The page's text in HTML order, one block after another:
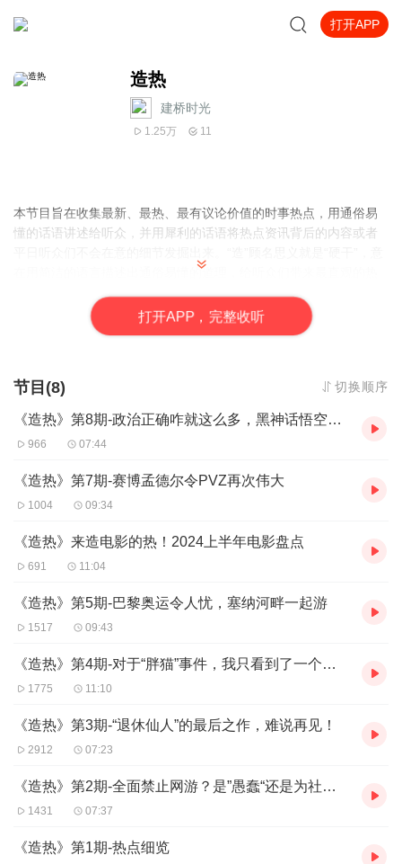
打开APP
造热
建桥时光
1.25万 11
本节目旨在收集最新、最热、最有议论价值的时事热点，用通俗易
懂的话语讲述给听众，并用犀利的话语将热点资讯背后的内容或者
在用简洁的语言描述出通俗易懂的道理，给听众们带来最直观的热
打开APP，完整收听
节目(8) 切换顺序
《造热》第8期-政治正确咋就这么多，黑神话悟空被道德绑架
966 07:44
《造热》第7期-赛博孟德尔令PVZ再次伟大
1004 09:34
《造热》来造电影的热！2024上半年电影盘点
691 11:04
《造热》第5期-巴黎奥运令人忧，塞纳河畔一起游
1517 09:43
《造热》第4期-对于“胖猫”事件，我只看到了一个男孩深夜时的辗转反侧
1775 11:10
《造热》第3期-“退休仙人”的最后之作，难说再见！
2912 07:23
《造热》第2期-全面禁止网游？是”愚蠢“还是为社会考虑？
1431 07:37
《造热》第1期-热点细览